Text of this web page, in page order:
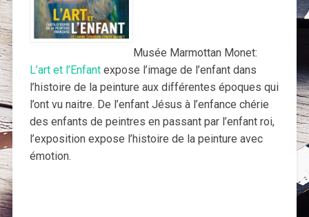
Musée Marmottan Monet:
L’art et l’Enfantexpose l’image de l’enfant dans
l’histoire de la peinture aux différentes époques qui
l’ont vu naitre. De l’enfant Jésus à l’enfance chérie
des enfants de peintres en passant par l’enfant roi,
l’exposition expose l’histoire de la peinture avec
émotion.